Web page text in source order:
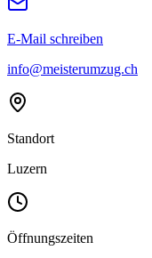
E-Mail schreiben
info@meisterumzug.ch
Standort
Luzern
Öffnungszeiten